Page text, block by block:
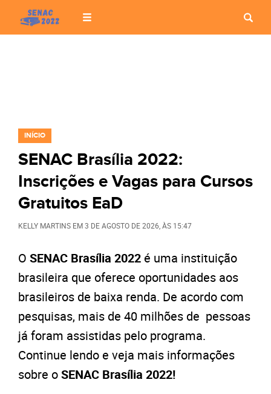
INÍCIO
SENAC Brasília 2022:
Inscrições e Vagas para Cursos
Gratuitos EaD
KELLY MARTINS EM3 DE AGOSTO DE 2026 , ÀS 15:47
O SENAC Brasília 2022 é uma instituição
brasileira que oferece oportunidades aos
brasileiros de baixa renda. De acordo com
pesquisas, mais de 40 milhões de pessoas
já foram assistidas pelo programa.
Continue lendo e veja mais informações
sobre oSENAC Brasília 2022!